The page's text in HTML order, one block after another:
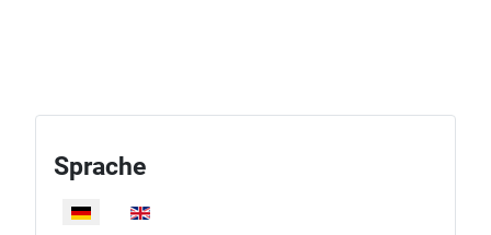
Sprache auswählen
Sprache